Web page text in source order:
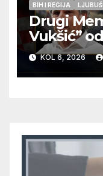
BIH I REGIJA
Drugi
Vukšić”
12.KOL 6, 2026